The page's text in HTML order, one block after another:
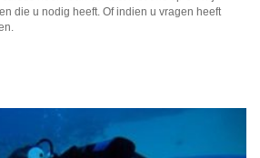
die u nodig heeft. Of indien u vragen heeft